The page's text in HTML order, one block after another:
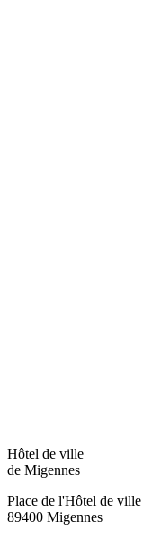
Hôtel de ville
de Migennes
Place de l'Hôtel de ville
89400 Migennes